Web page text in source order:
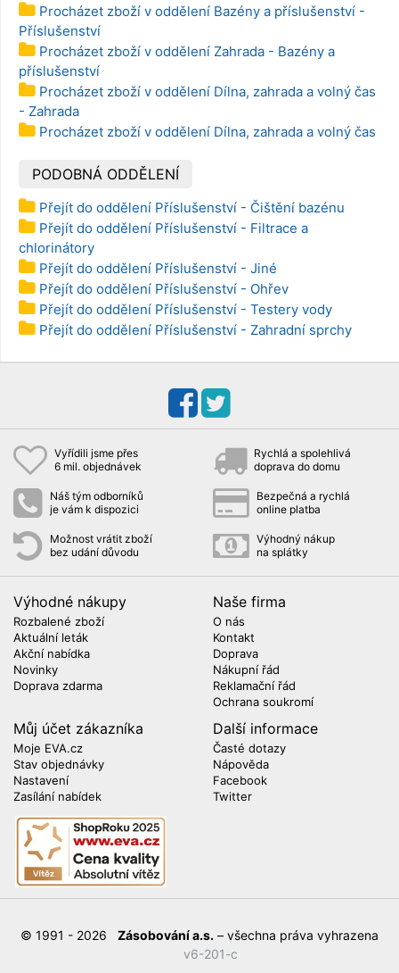
Procházet zboží v oddělení Bazény a příslušenství -
Příslušenství
Procházet zboží v oddělení Zahrada - Bazény a
příslušenství
Procházet zboží v oddělení Dílna, zahrada a volný čas
- Zahrada
Procházet zboží v oddělení Dílna, zahrada a volný čas
PODOBNÁ ODDĚLENÍ
Přejít do oddělení Příslušenství - Čištění bazénu
Přejít do oddělení Příslušenství - Filtrace a
chlorinátory
Přejít do oddělení Příslušenství - Jiné
Přejít do oddělení Příslušenství - Ohřev
Přejít do oddělení Příslušenství - Testery vody
Přejít do oddělení Příslušenství - Zahradní sprchy
Vyřídili jsme přes
6 mil. objednávek
Rychlá a spolehlivá
doprava do domu
Náš tým odborníků
je vám k dispozici
Bezpečná a rychlá
online platba
Možnost vrátit zboží
bez udání důvodu
Výhodný nákup
na splátky
Výhodné nákupy
Rozbalené zboží
Aktuální leták
Akční nabídka
Novinky
Doprava zdarma
Naše firma
O nás
Kontakt
Doprava
Nákupní řád
Reklamační řád
Ochrana soukromí
Můj účet zákazníka
Moje EVA.cz
Stav objednávky
Nastavení
Zasílání nabídek
Další informace
Časté dotazy
Nápověda
Facebook
Twitter
© 1991 - 2026 Zásobování a.s. – všechna práva vyhrazena
v6-201-c